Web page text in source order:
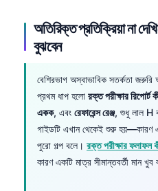
অতিরিক্ত প্রতিক্রিয়া না
বুঝবেন
বেশিরভাগ অস্বাভাবিক সতর্কতা
প্রথম ধাপ হলো রক্ত পরীক্ষার রিপোর্ট
একক, এবং রেফারেন্স রেঞ্জ, শুধু লাল H
গাইডটি এখান থেকেই শুরু হয়—কারণ
পুরো গল্প বলে। রক্ত পরীক্ষার ফলাফল
কারণ একটি মাত্র সীমান্তবর্তী মান